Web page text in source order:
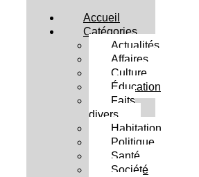
Accueil
Catégories
Actualités
Affaires
Culture
Éducation
Faits
divers
Habitation
Politique
Santé
Société